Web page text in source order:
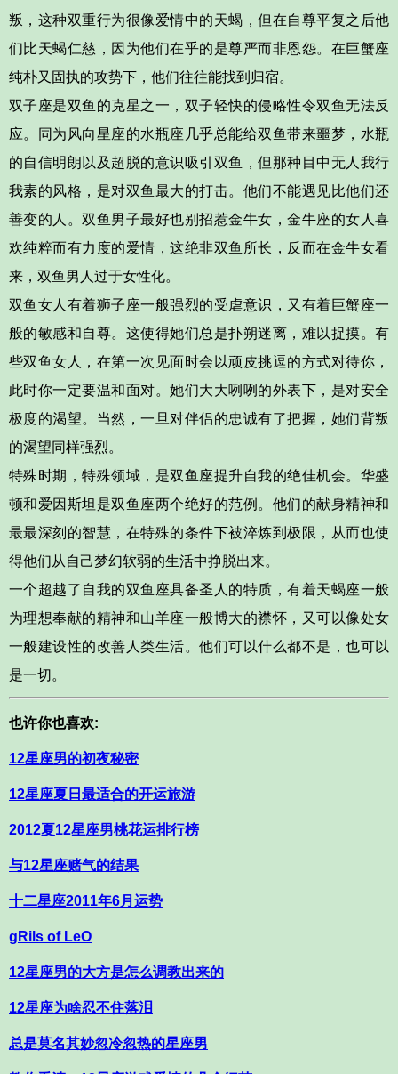
叛， 这种双重行为很像爱情中的天蝎，但在自尊平复之后他
们比天蝎仁慈，因为他们在乎的是尊严而非恩怨。在巨蟹座
纯朴又固执的攻势下，他们往往能找到归宿。
双子座是双鱼的克星之一，双子轻快的侵略性令双鱼无法反
应。同为风向星座的水瓶座几乎总能给双鱼带来噩梦， 水瓶
的自信明朗以及超脱的意识吸引双鱼，但那种目中无人我行
我素的风格，是对双鱼最大的打击。他们不能遇见比他们还
善变的人。双鱼男子最好也别招惹金牛女 ，金牛座的女人喜
欢纯粹而有力度的爱情，这绝非双鱼所长，反而在金牛女看
来，双鱼男人过于女性化。
双鱼女人有着狮子座一般强烈的受虐意识，又有着巨蟹座一
般的敏感和自尊。这使得她们总是扑朔迷离，难以捉摸。有
些双鱼女人，在第一次见面时会以顽皮挑逗的方式对待你，
此时你一定要温和面对。她们大大咧咧的外表下，是对安全
极度的渴望。当然，一旦对伴侣的忠诚有了把握，她们背叛
的渴望同样强烈。
特殊时期，特殊领域，是双鱼座提升自我的绝佳机会。华盛
顿和爱因斯坦是双鱼座两个绝好的范例。他们的献身精神和
最最深刻的智慧，在特殊的条件下被淬炼到极限，从而也使
得他们从自己梦幻软弱的生活中挣脱出来。
一个超越了自我的双鱼座具备圣人的特质，有着天蝎座一般
为理想奉献的精神和山羊座一般博大的襟怀，又可以像处女
一般建设性的改善人类生活。他们可以什么都不是，也可以
是一切。
也许你也喜欢:
12星座男的初夜秘密
12星座夏日最适合的开运旅游
2012夏12星座男桃花运排行榜
与12星座赌气的结果
十二星座2011年6月运势
gRils of LeO
12星座男的大方是怎么调教出来的
12星座为啥忍不住落泪
总是莫名其妙忽冷忽热的星座男